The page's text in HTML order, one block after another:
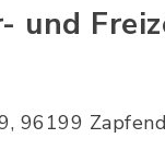
und
96199